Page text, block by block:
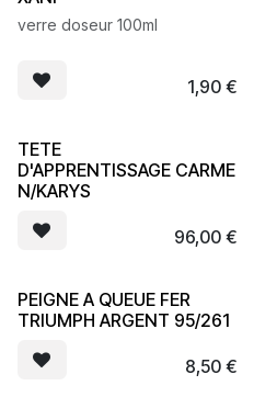
verre doseur 100ml
1,90€
TETE
D'APPRENTISSAGE CARME
N/KARYS
96,00€
PEIGNE A QUEUE FER
TRIUMPH ARGENT 95/261
8,50€